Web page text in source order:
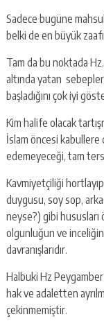
Sadece bugüne
belki de en büyük
Tam da bu noktada
altında yatan sebepleri
başladığını çok iyi
Kim halife olacak
İslam öncesi kabullere
edemeyeceği, tam
Kavmiyetçiliği
duygusu, soy sop,
neyse?) gibi hususları
olgunluğun ve
davranışlarıdır.
Halbuki Hz
hak ve adaletten
çekinmemiştir.